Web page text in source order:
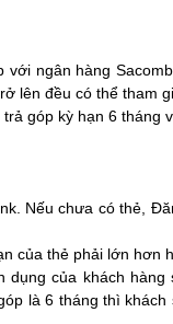
ngân hàng
lên đều có thể tham
góp kỳ hạn 6 tháng
Nếu chưa có thẻ,
của thẻ phải lớn hơn
của khách
là 6 tháng thì